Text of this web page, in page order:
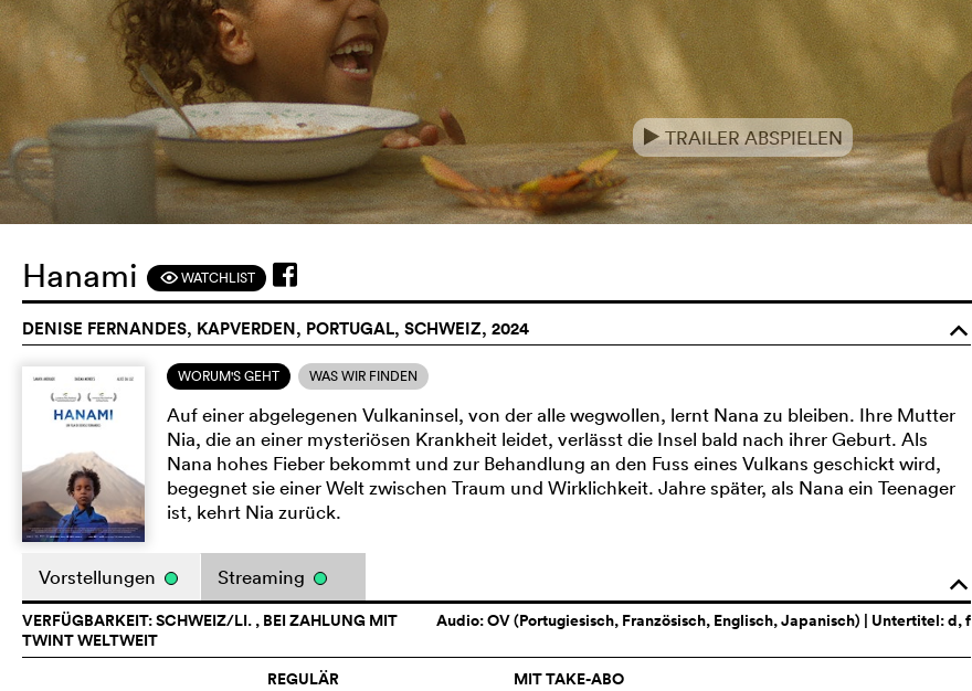
eTRAILER ABSPIELEN
Hanami FWATCHLIST
DENISE FERNANDES, KAPVERDEN, PORTUGAL, SCHWEIZ, 2024 o
WORUM'S GEHT WAS WIR FINDEN
Auf einer abgelegenen Vulkaninsel, von der alle wegwollen, lernt Nana zu bleiben. Ihre Mutter
Nia, die an einer mysteriösen Krankheit leidet, verlässt die Insel bald nach ihrer Geburt. Als
Nana hohes Fieber bekommt und zur Behandlung an den Fuss eines Vulkans geschickt wird,
begegnet sie einer Welt zwischen Traum und Wirklichkeit. Jahre später, als Nana ein Teenager
ist, kehrt Nia zurück.
o
Vorstellungen Streaming
Audio:OV (Portugiesisch, Französisch, Englisch, Japanisch) | Untertitel: d, f
VERFÜGBARKEIT: SCHWEIZ/LI. , BEI ZAHLUNG MIT
TWINT WELTWEIT
REGULÄR
MIT TAKE-ABO